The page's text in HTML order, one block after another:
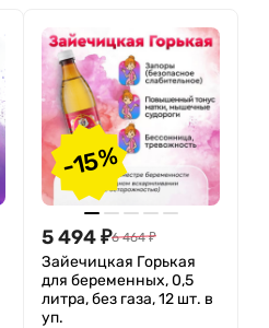
-15%
5 494₽6 464 ₽
Зайечицкая Горькая
для беременных, 0,5
литра, без газа, 12 шт. в
уп.